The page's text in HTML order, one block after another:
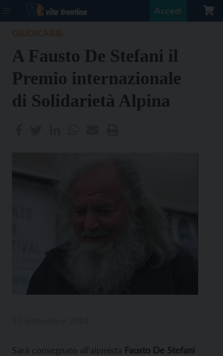
Accedi
A Fausto De Stefani il
Premio internazionale
di Solidarietà Alpina
Sarà consegnato all’alpinista Fausto De Stefani